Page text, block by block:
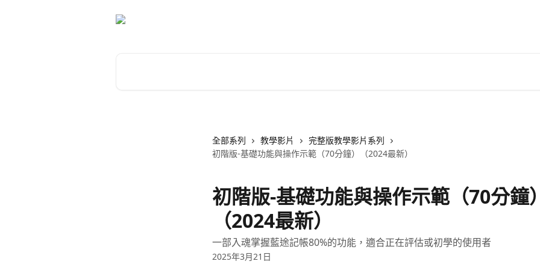
全部系列 教學影片
完整版教學影片系列
初階版-基礎功能與操作示範（70分鐘）（2024最新）
初階版-基礎功能與操作示範（70分鐘）
（2024最新）
一部入魂掌握藍途記帳80%的功能，適合正在評估或初學的使用者
2025年3月21日